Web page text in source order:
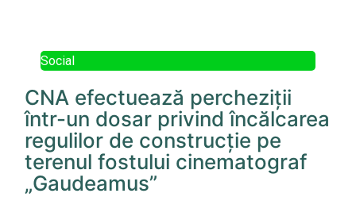
Social
CNA efectuează percheziții
într-un dosar privind încălcarea
regulilor de construcție pe
terenul fostului cinematograf
„Gaudeamus”